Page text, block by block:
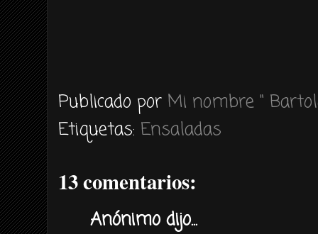
Publicado por Mi nombre "
Etiquetas: Ensaladas
13 comentarios:
Anónimo dijo...